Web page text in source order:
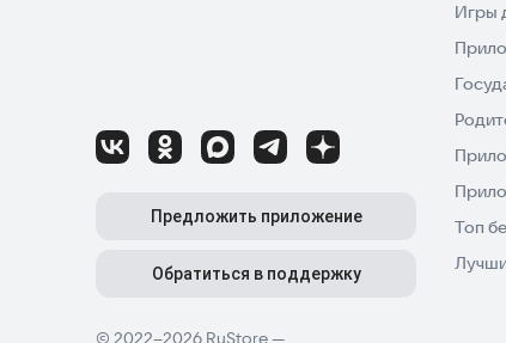
© 2022–2026 RuStore —
Предложить приложение
Обратиться в поддержку
Игры
Топ